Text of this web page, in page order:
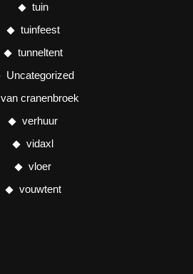
tuin
tuinfeest
tunneltent
Uncategorized
van cranenbroek
verhuur
vidaxl
vloer
vouwtent